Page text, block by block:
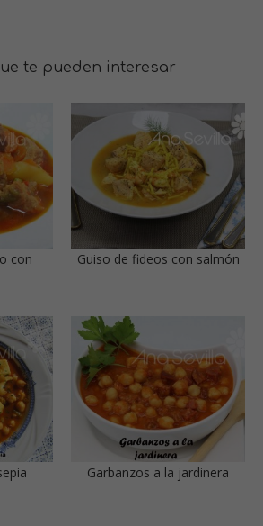
te pueden interesar
con
Guiso de fideos con salmón
Garbanzos a la jardinera